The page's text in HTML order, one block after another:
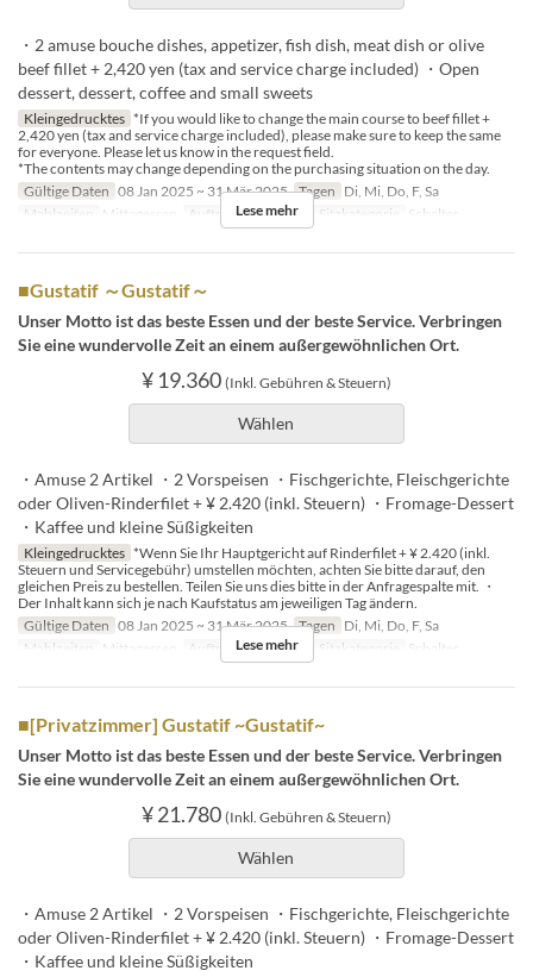
・2 amuse bouche dishes, appetizer, fish dish, meat dish or olive
beef fillet + 2,420 yen (tax and service charge included) ・Open
dessert, dessert, coffee and small sweets
Kleingedrucktes *If you would like to change the main course to beef fillet +
2,420 yen (tax and service charge included), please make sure to keep the same
for everyone. Please let us know in the request field.
*The contents may change depending on the purchasing situation on the day.
Gültige Daten 08 Jan 2025 ~ 31 Mär 2025 Tagen Di, Mi, Do, F, Sa
Mahlzeiten
Mittagessen Auftragslimit 1 ~ 4 Sitzkategorie Schalter
Lese mehr
■Gustatif ～Gustatif～
Unser Motto ist das beste Essen und der beste Service. Verbringen
Sie eine wundervolle Zeit an einem außergewöhnlichen Ort.
¥ 19.360 (Inkl. Gebühren & Steuern)
Wählen
・Amuse 2 Artikel ・2 Vorspeisen ・Fischgerichte, Fleischgerichte
oder Oliven-Rinderfilet + ¥ 2.420 (inkl. Steuern) ・Fromage-Dessert
・Kaffee und kleine Süßigkeiten
Kleingedrucktes *Wenn Sie Ihr Hauptgericht auf Rinderfilet + ¥ 2.420 (inkl.
Steuern und Servicegebühr) umstellen möchten, achten Sie bitte darauf, den
gleichen Preis zu bestellen. Teilen Sie uns dies bitte in der Anfragespalte mit. ・
Der Inhalt kann sich je nach Kaufstatus am jeweiligen Tag ändern.
Gültige Daten 08 Jan 2025 ~ 31 Mär 2025 Tagen Di, Mi, Do, F, Sa
Mahlzeiten
Mittagessen Auftragslimit 1 ~ 4 Sitzkategorie Schalter
Lese mehr
■[Privatzimmer] Gustatif ~Gustatif~
Unser Motto ist das beste Essen und der beste Service. Verbringen
Sie eine wundervolle Zeit an einem außergewöhnlichen Ort.
¥ 21.780 (Inkl. Gebühren & Steuern)
Wählen
・Amuse 2 Artikel ・2 Vorspeisen ・Fischgerichte, Fleischgerichte
oder Oliven-Rinderfilet + ¥ 2.420 (inkl. Steuern) ・Fromage-Dessert
・Kaffee und kleine Süßigkeiten